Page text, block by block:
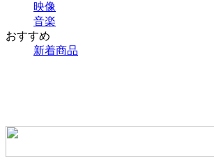
映像
音楽
おすすめ
新着商品